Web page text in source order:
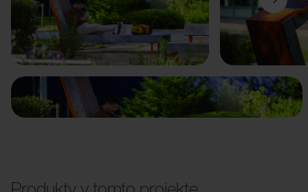
Predchádzajúci Ďalší